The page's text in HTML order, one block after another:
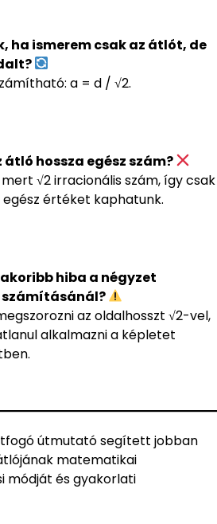
ha ismerem csak az átlót, de
a = d / √2.
átló hossza egész szám?
√2 irracionális szám, így csak
értéket kaphatunk.
hiba a négyzet
az oldalhosszt √2-vel,
alkalmazni a képletet
útmutató segített jobban
matematikai
módját és gyakorlati